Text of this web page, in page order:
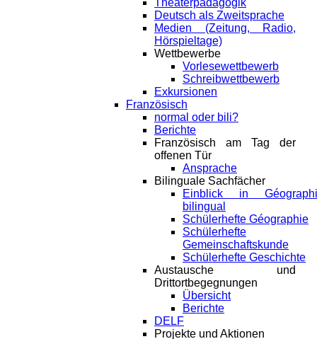
Theaterpädagogik
Deutsch als Zweitsprache
Medien (Zeitung, Radio,
Hörspieltage)
Wettbewerbe
Vorlesewettbewerb
Schreibwettbewerb
Exkursionen
Französisch
normal oder bili?
Berichte
Französisch am Tag der
offenen Tür
Ansprache
Bilinguale Sachfächer
Einblick in
bilingual
Schülerhefte Géographie
Schülerhefte
Gemeinschaftskunde
Schülerhefte Geschichte
Austausche und
Drittortbegegnungen
Übersicht
Berichte
DELF
Projekte und Aktionen